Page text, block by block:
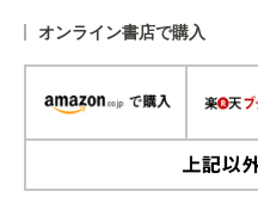
オンライン書店で購入